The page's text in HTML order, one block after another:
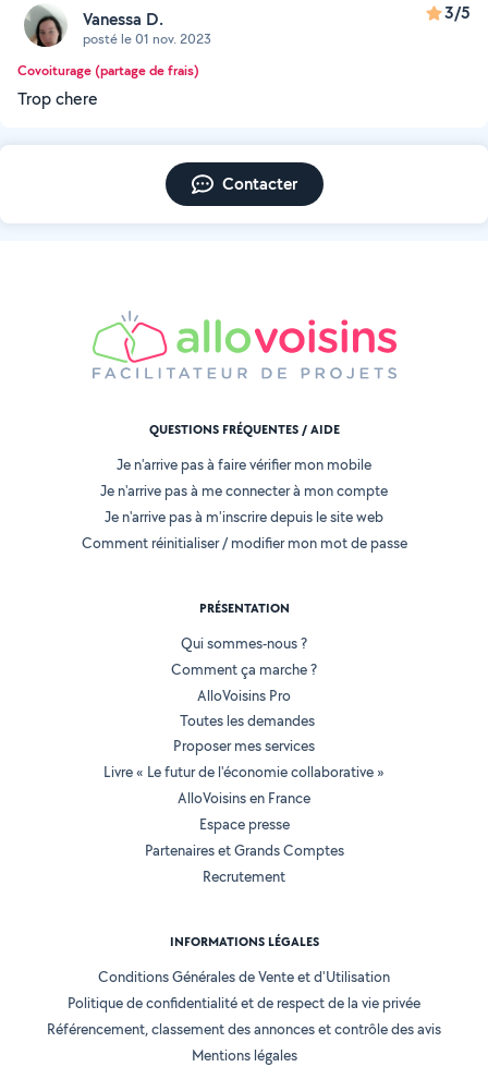
Vanessa D.
posté le 01 nov. 2023
3/5
Covoiturage (partage de frais)
Trop chere
Contacter
QUESTIONS FRÉQUENTES / AIDE
Je n'arrive pas à faire vérifier mon mobile
Je n'arrive pas à me connecter à mon compte
Je n'arrive pas à m'inscrire depuis le site web
Comment réinitialiser / modifier mon mot de passe
PRÉSENTATION
Qui sommes-nous ?
Comment ça marche ?
AlloVoisins Pro
Toutes les demandes
Proposer mes services
Livre « Le futur de l'économie collaborative »
AlloVoisins en France
Espace presse
Partenaires et Grands Comptes
Recrutement
INFORMATIONS LÉGALES
Conditions Générales de Vente et d'Utilisation
Politique de confidentialité et de respect de la vie privée
Référencement, classement des annonces et contrôle des avis
Mentions légales